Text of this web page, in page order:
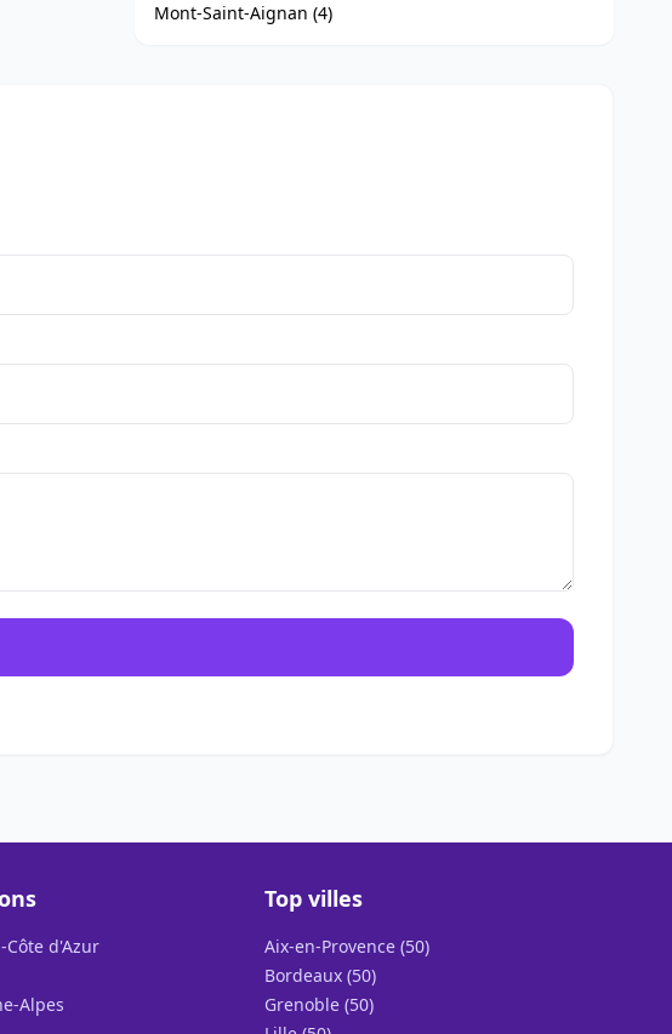
Mont-Saint-Aignan (4)
Côte d'Azur
Alpes
Top villes
Aix-en-Provence (50)
Bordeaux (50)
Grenoble (50)